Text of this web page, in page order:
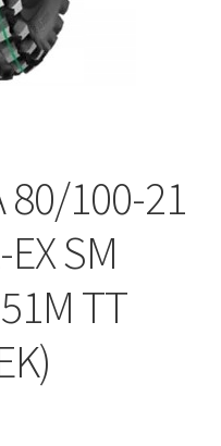
80/100-21
SM
TT